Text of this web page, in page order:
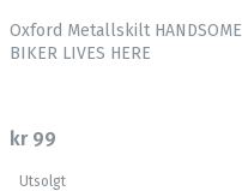
Oxford Metallskilt HANDSOME
BIKER LIVES HERE
kr 99
Utsolgt